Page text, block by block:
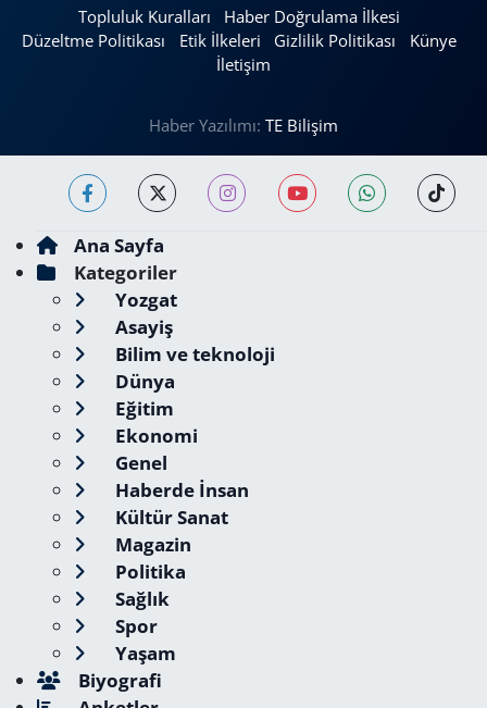
Topluluk Kuralları
Haber Doğrulama İlkesi
Düzeltme Politikası
Etik İlkeleri Gizlilik Politikası
Künye
İletişim
Haber Yazılımı: TE Bilişim
Ana Sayfa
Kategoriler
Yozgat
Asayiş
Bilim ve teknoloji
Dünya
Eğitim
Ekonomi
Genel
Haberde İnsan
Kültür Sanat
Magazin
Politika
Sağlık
Spor
Yaşam
Biyografi